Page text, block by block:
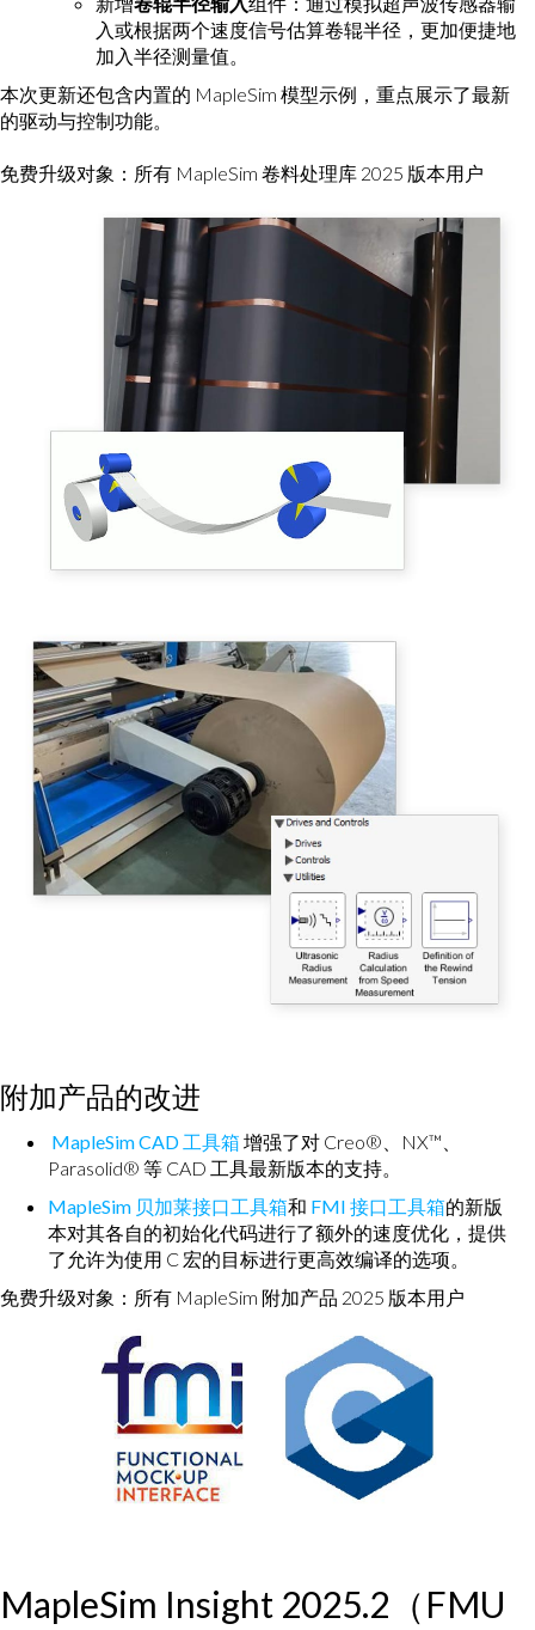
入或根据两个速度信号估算卷辊半径，更加便捷地
加入半径测量值。
本次更新还包含内置的 MapleSim 模型示例，重点展示了最新
的驱动与控制功能。
免费升级对象：所有 MapleSim 卷料处理库 2025 版本用户
附加产品的改进
MapleSim CAD 工具箱 增强了对 Creo®、NX™、
Parasolid® 等 CAD 工具最新版本的支持。
MapleSim 贝加莱接口工具箱和 FMI 接口工具箱的新版
本对其各自的初始化代码进行了额外的速度优化，提供
了允许为使用 C 宏的目标进行更高效编译的选项。
免费升级对象：所有 MapleSim 附加产品 2025 版本用户
MapleSim Insight 2025.2（FMU